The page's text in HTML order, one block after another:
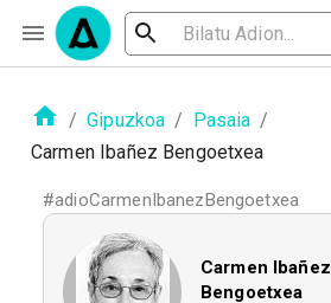
/ Gipuzkoa / Pasaia /
Carmen Ibañez Bengoetxea
#adioCarmenIbanezBengoetxea
Carmen Ibañez
Bengoetxea